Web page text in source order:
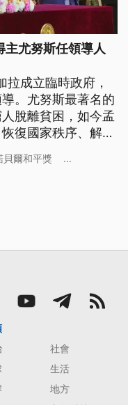
主尤努斯任領導人
拉成立臨時政府，
。尤努斯最著名的
脫離貧困，如今孟
復國家秩序、解決
貝爾和平獎 ...
社會
生活
地方